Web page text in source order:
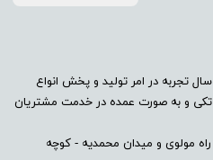
​تولیدی و فروشگاه سروش با بیش از 70 سال تجربه در امر تولید و پخش انواع
تکی و به صورت عمده در خدمت مشتریان
مولوی و میدان محمدیه - کوچه